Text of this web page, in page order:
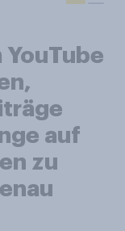
YouTube
auf
zu